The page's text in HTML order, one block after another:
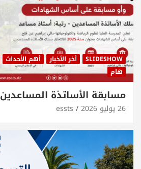
SLIDESHOW أخر الأخبار أهم الأحداث
هام
مسابقة الأساتذة المساعدين 2025
26 يوليو 2026 essts